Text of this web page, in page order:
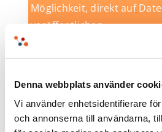
Denna webbplats använder
Vi använder enhetsidentifierare
och annonserna till användarna,
Möglichkeit, direkt auf
veröffentlichen.
DCAT-AP